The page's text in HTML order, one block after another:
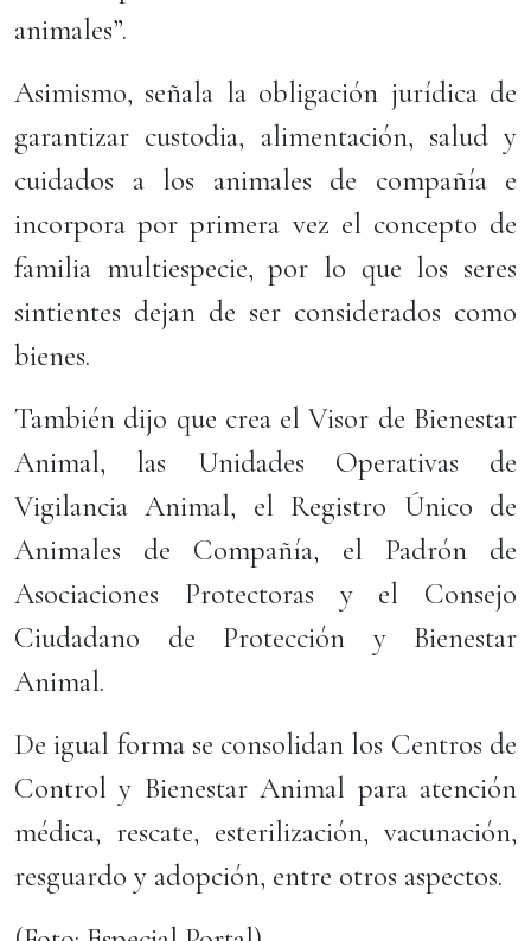
animales”.
Asimismo, señala la obligación jurídica de
garantizar custodia, alimentación, salud y
cuidados a los animales de compañía e
incorpora por primera vez el concepto de
familia multiespecie, por lo que los seres
sintientes dejan de ser considerados como
bienes.
También dijo que crea el Visor de Bienestar
Animal, las Unidades Operativas de
Vigilancia Animal, el Registro Único de
Animales de Compañía, el Padrón de
Asociaciones Protectoras y el Consejo
Ciudadano de Protección y Bienestar
Animal.
De igual forma se consolidan los Centros de
Control y Bienestar Animal para atención
médica, rescate, esterilización, vacunación,
resguardo y adopción, entre otros aspectos.